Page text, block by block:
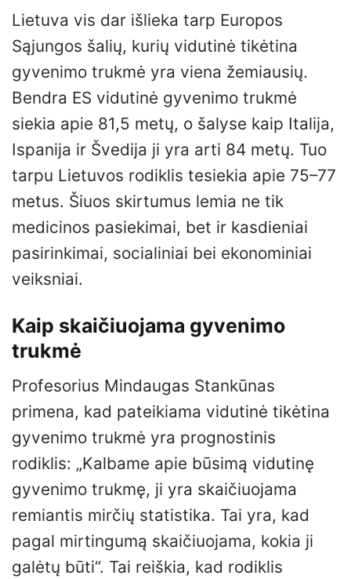
Lietuva vis dar išlieka tarp Europos
Sąjungos šalių, kurių vidutinė tikėtina
gyvenimo trukmė yra viena žemiausių.
Bendra ES vidutinė gyvenimo trukmė
siekia apie 81,5 metų, o šalyse kaip Italija,
Ispanija ir Švedija ji yra arti 84 metų. Tuo
tarpu Lietuvos rodiklis tesiekia apie 75–77
metus. Šiuos skirtumus lemia ne tik
medicinos pasiekimai, bet ir kasdieniai
pasirinkimai, socialiniai bei ekonominiai
veiksniai.
Kaip skaičiuojama gyvenimo
trukmė
Profesorius Mindaugas Stankūnas
primena, kad pateikiama vidutinė tikėtina
gyvenimo trukmė yra prognostinis
rodiklis: „Kalbame apie būsimą vidutinę
gyvenimo trukmę, ji yra skaičiuojama
remiantis mirčių statistika. Tai yra, kad
pagal mirtingumą skaičiuojama, kokia ji
galėtų būti“. Tai reiškia, kad rodiklis